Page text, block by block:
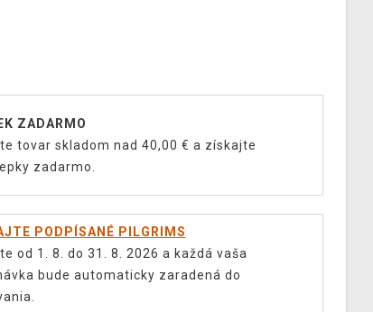
ZADARMO
tovar skladom nad 40,00 € a získajte
zadarmo.
PODPÍSANÉ PILGRIMS
od 1. 8. do 31. 8. 2026 a každá vaša
bude automaticky zaradená do